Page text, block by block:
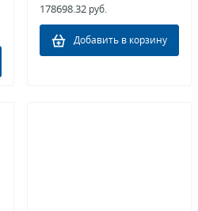
178698.32 руб.
Добавить в корзину